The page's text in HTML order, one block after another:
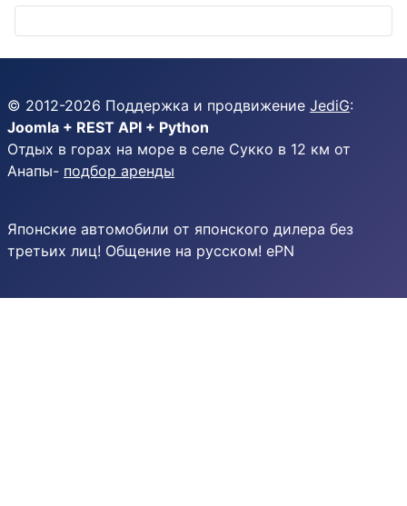
© 2012-2026 Поддержка и продвижение JediG:
Joomla + REST API + Python
Отдых в горах на море в селе Сукко в 12 км от
Анапы- подбор аренды
Японские автомобили от японского дилера без
третьих лиц! Общение на русском! ePN